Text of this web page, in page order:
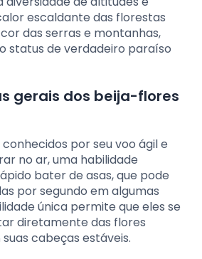
escaldante das florestas
das serras e montanhas,
status de verdadeiro paraíso
gerais dos beija-flores
por seu voo ágil e
no ar, uma habilidade
bater de asas, que pode
por segundo em algumas
única permite que eles se
diretamente das flores
cabeças estáveis.